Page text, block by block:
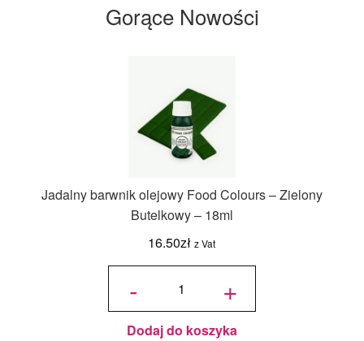
Gorące Nowości
Jadalny barwnik olejowy Food Colours – Zielony
Butelkowy – 18ml
16.50zł z Vat
-
ilość
olejowy
Food
Colours -
Zielony
Butelkowy
+
Dodaj do koszyka